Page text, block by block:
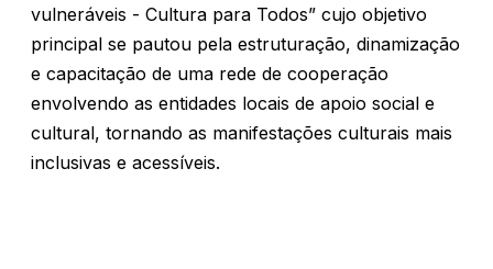
vulneráveis - Cultura para Todos” cujo objetivo
principal se pautou pela estruturação, dinamização
e capacitação de uma rede de cooperação
envolvendo as entidades locais de apoio social e
cultural, tornando as manifestações culturais mais
inclusivas e acessíveis.